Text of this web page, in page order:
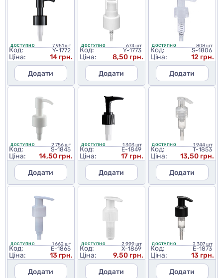
ДОСТУПНО 7 951 шт
Код: Y-1772
Ціна:
14 грн.
Додати
ДОСТУПНО 674 шт
Код: Y-1773
Ціна:
8,50 грн.
Додати
ДОСТУПНО 808 шт
Код: S-1806
Ціна:
12 грн.
Додати
ДОСТУПНО 2 756 шт
Код: S-1845
Ціна:
14,50 грн.
Додати
ДОСТУПНО 1 303 шт
Код: E-1849
Ціна:
17 грн.
Додати
ДОСТУПНО 1 944 шт
Код: T-1853
Ціна:
13,50 грн.
Додати
ДОСТУПНО 1 662 шт
Код: E-1865
Ціна:
13 грн.
Додати
ДОСТУПНО 2 999 шт
Код: X-1869
Ціна:
9,50 грн.
Додати
ДОСТУПНО 2 307 шт
Код: E-1873
Ціна:
13 грн.
Додати